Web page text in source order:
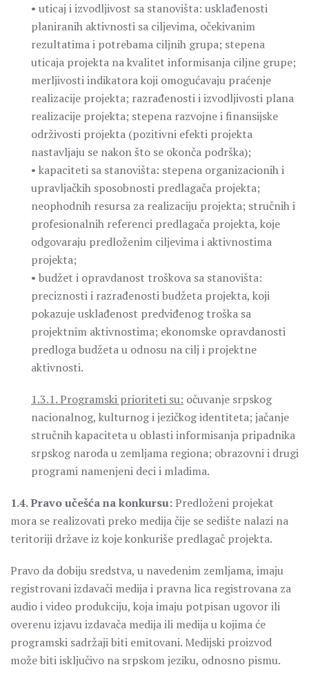
• uticaj i izvodljivost sa stanovišta: usklađenosti
planiranih aktivnosti sa ciljevima, očekivanim
rezultatima i potrebama ciljnih grupa; stepena
uticaja projekta na kvalitet informisanja ciljne grupe;
merljivosti indikatora koji omogućavaju praćenje
realizacije projekta; razrađenosti i izvodljivosti plana
realizacije projekta; stepena razvojne i finansijske
održivosti projekta (pozitivni efekti projekta
nastavljaju se nakon što se okonča podrška);
• kapaciteti sa stanovišta: stepena organizacionih i
upravljačkih sposobnosti predlagača projekta;
neophodnih resursa za realizaciju projekta; stručnih i
profesionalnih referenci predlagača projekta, koje
odgovaraju predloženim ciljevima i aktivnostima
projekta;
• budžet i opravdanost troškova sa stanovišta:
preciznosti i razrađenosti budžeta projekta, koji
pokazuje usklađenost predviđenog troška sa
projektnim aktivnostima; ekonomske opravdanosti
predloga budžeta u odnosu na cilj i projektne
aktivnosti.
1.3.1. Programski prioriteti su: očuvanje srpskog
nacionalnog, kulturnog i jezičkog identiteta; jačanje
stručnih kapaciteta u oblasti informisanja pripadnika
srpskog naroda u zemljama regiona; obrazovni i drugi
programi namenjeni deci i mladima.
1.4. Pravo učešća na konkursu:Predloženi projekat
mora se realizovati preko medija čije se sedište nalazi na
teritoriji države iz koje konkuriše predlagač projekta.
Pravo da dobiju sredstva, u navedenim zemljama, imaju
registrovani izdavači medija i pravna lica registrovana za
audio i video produkciju, koja imaju potpisan ugovor ili
overenu izjavu izdavača medija ili medija u kojima će
programski sadržaji biti emitovani. Medijski proizvod
može biti isključivo na srpskom jeziku, odnosno pismu.